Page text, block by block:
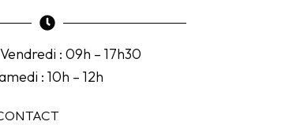
: 09h – 17h30
: 10h – 12h